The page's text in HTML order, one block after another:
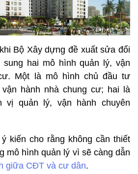
Bộ Xây dựng đề xuất sửa đổi
hai mô hình quản lý, vận
Một là mô hình chủ đầu tư
hành nhà chung cư; hai là
vị quản lý, vận hành chuyên
kiến cho rằng không cần thiết
mô hình quản lý vì sẽ càng dẫn
giữa CĐT và cư dân.